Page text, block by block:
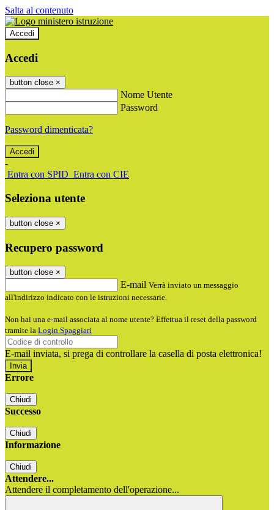
Salta al contenuto
Accedi
Accedi
button close ×
Nome Utente
Password
Password dimenticata?
-
Entra con SPID Entra con CIE
Seleziona utente
button close ×
Recupero password
button close ×
E-mail Verrà inviato un messaggio
all'indirizzo indicato con le istruzioni necessarie.
Non hai una e-mail associata al nome utente? Effettua il reset della password
tramite la Login Spaggiari
E-mail inviata, si prega di controllare la casella di posta elettronica!
Errore
Chiudi
Successo
Chiudi
Informazione
Chiudi
Attendere...
Attendere il completamento dell'operazione...